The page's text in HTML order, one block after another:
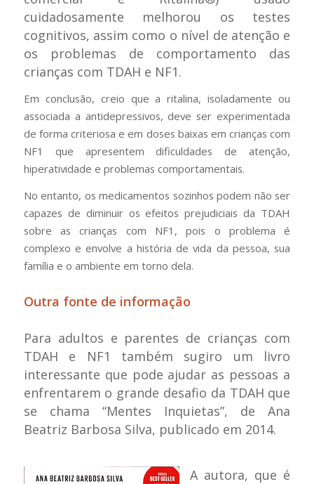
cuidadosamente melhorou os testes
cognitivos, assim como o nível de atenção e
os problemas de comportamento das
crianças com TDAH e NF1.
Em conclusão, creio que a ritalina, isoladamente ou
associada a antidepressivos, deve ser experimentada
de forma criteriosa e em doses baixas em crianças com
NF1 que apresentem dificuldades de atenção,
hiperatividade e problemas comportamentais.
No entanto, os medicamentos sozinhos podem não ser
capazes de diminuir os efeitos prejudiciais da TDAH
sobre as crianças com NF1, pois o problema é
complexo e envolve a história de vida da pessoa, sua
família e o ambiente em torno dela.
Outra fonte de informação
Para adultos e parentes de crianças com
TDAH e NF1 também sugiro um livro
interessante que pode ajudar as pessoas a
enfrentarem o grande desafio da TDAH que
se chama “Mentes Inquietas”, de Ana
Beatriz Barbosa Silva, publicado em 2014.
A autora, que é